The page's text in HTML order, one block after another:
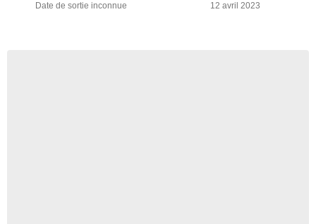
Date de sortie inconnue 12 avril 2023